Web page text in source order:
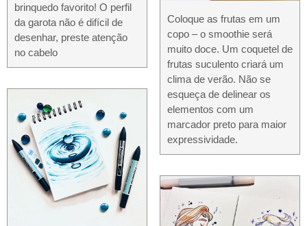
brinquedo favorito! O perfil
da garota não é difícil de
desenhar, preste atenção
no cabelo
Coloque as frutas em um
copo – o smoothie será
muito doce. Um coquetel de
frutas suculento criará um
clima de verão. Não se
esqueça de delinear os
elementos com um
marcador preto para maior
expressividade.